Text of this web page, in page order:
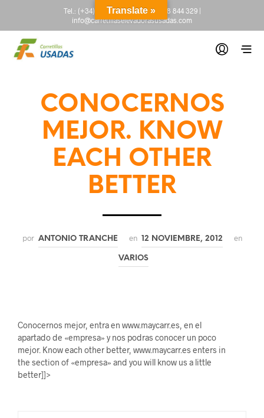
Tel.: (+34) 665 845 222-(+34) 918 844 329|
info@carretillaselevadorasusadas.com
CONOCERNOS
MEJOR. KNOW
EACH OTHER
BETTER
por ANTONIO TRANCHE en 12 NOVIEMBRE, 2012 en
VARIOS
Conocernos mejor, entra en www.maycarr.es, en el
apartado de «empresa» y nos podras conocer un poco
mejor. Know each other better, www.maycarr.es enters in
the section of «empresa» and you will know us a little
better]]>
Translate »